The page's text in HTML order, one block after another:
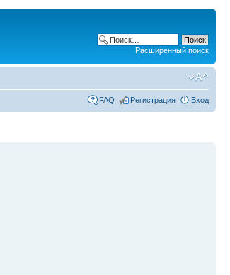
Расширенный поиск
FAQ Регистрация Вход